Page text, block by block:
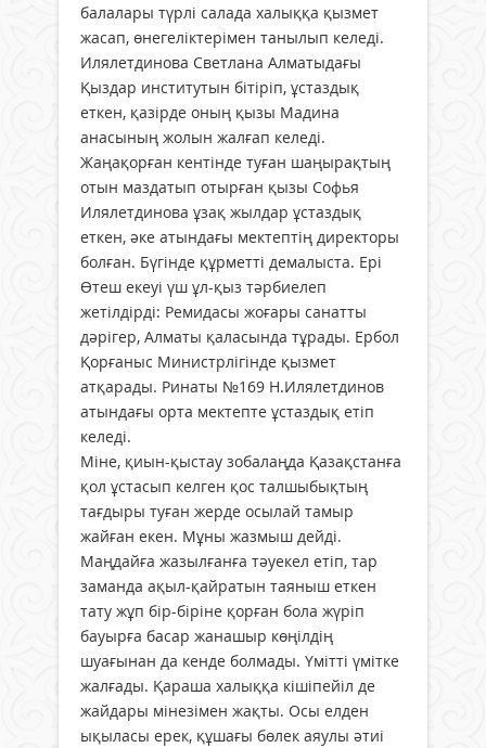
балалары түрлі салада халыққа қызмет
жасап, өнегеліктерімен танылып келеді.
Илялетдинова Светлана Алматыдағы
Қыздар институтын бітіріп, ұстаздық
еткен, қазірде оның қызы Мадина
анасының жолын жалғап келеді.
Жаңақорған кентінде туған шаңырақтың
отын маздатып отырған қызы Софья
Илялетдинова ұзақ жылдар ұстаздық
еткен, әке атындағы мектептің директоры
болған. Бүгінде құрметті демалыста. Ері
Өтеш екеуі үш ұл-қыз тәрбиелеп
жетілдірді: Ремидасы жоғары санатты
дәрігер, Алматы қаласында тұрады. Ербол
Қорғаныс Министрлігінде қызмет
атқарады. Ринаты №169 Н.Илялетдинов
атындағы орта мектепте ұстаздық етіп
келеді.
Міне, қиын-қыстау зобалаңда Қазақстанға
қол ұстасып келген қос талшыбықтың
тағдыры туған жерде осылай тамыр
жайған екен. Мұны жазмыш дейді.
Маңдайға жазылғанға тәуекел етіп, тар
заманда ақыл-қайратын таяныш еткен
тату жұп бір-біріне қорған бола жүріп
бауырға басар жанашыр көңілдің
шуағынан да кенде болмады. Үмітті үмітке
жалғады. Қараша халыққа кішіпейіл де
жайдары мінезімен жақты. Осы елден
ықыласы ерек, құшағы бөлек аяулы әтиі